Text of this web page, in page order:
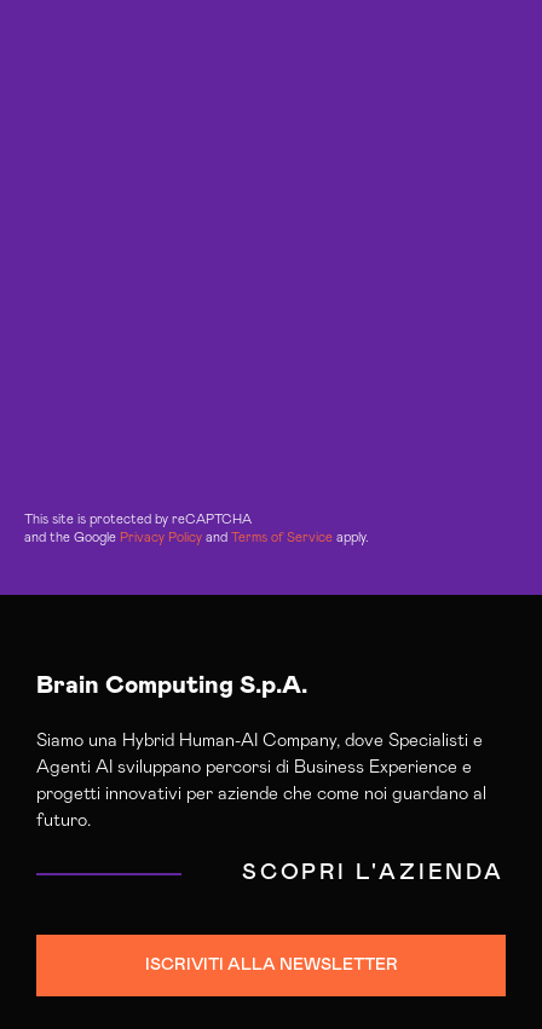
This site is protected by reCAPTCHA
and the Google Privacy Policy and Terms of Service apply.
Brain Computing S.p.A.
Siamo una Hybrid Human-AI Company, dove Specialisti e
Agenti AI sviluppano percorsi di Business Experience e
progetti innovativi per aziende che come noi guardano al
futuro.
SCOPRI L'AZIENDA
ISCRIVITI ALLA NEWSLETTER